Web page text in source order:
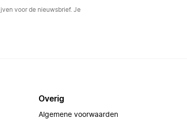
voor de nieuwsbrief. Je
Overig
Algemene voorwaarden